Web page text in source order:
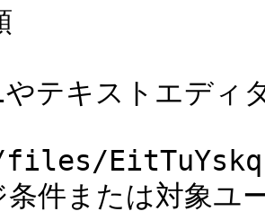
テキストエディ
件または対象ユ